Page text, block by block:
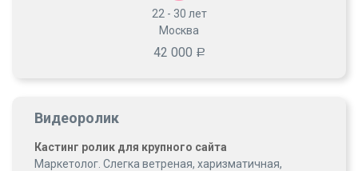
22 - 30 лет
Москва
42 000 Р
Видеоролик
Кастинг ролик для крупного сайта
Маркетолог. Слегка ветреная, харизматичная,